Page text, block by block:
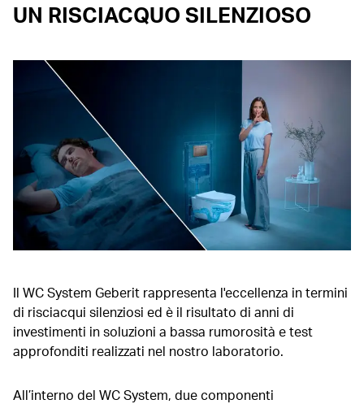
UN RISCIACQUO SILENZIOSO
Il WC System Geberit rappresenta l'eccellenza in termini
di risciacqui silenziosi ed è il risultato di anni di
investimenti in soluzioni a bassa rumorosità e test
approfonditi realizzati nel nostro laboratorio.
All’interno del WC System, due componenti